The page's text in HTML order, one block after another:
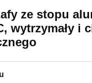
ze stopu
wytrzymały i